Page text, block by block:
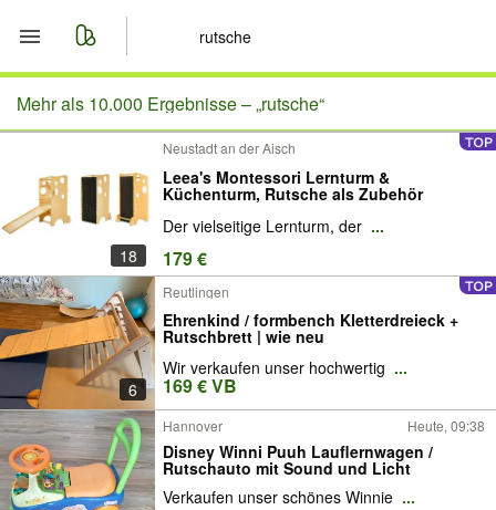
Start
Nachrichten
Anzeige aufgeben
Mehr als 10.000 Ergebnisse –„rutsche“
18
Neustadt an der Aisch
Leea's Montessori Lernturm &
Küchenturm, Rutsche als Zubehör
Der vielseitige Lernturm, der ...
179 €
6
Reutlingen
Ehrenkind / formbench Kletterdreieck +
Rutschbrett | wie neu
Wir verkaufen unser hochwertig ...
169 € VB
Hannover Heute, 09:38
Disney Winni Puuh Lauflernwagen /
Rutschauto mit Sound und Licht
Verkaufen unser schönes Winnie ...